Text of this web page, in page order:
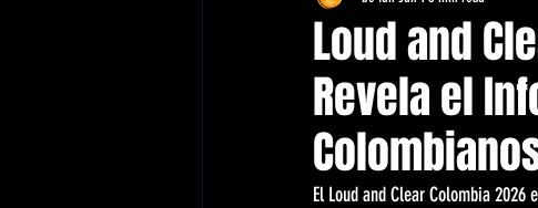
Loud and
Revela el
El Loud and Clear Colombia